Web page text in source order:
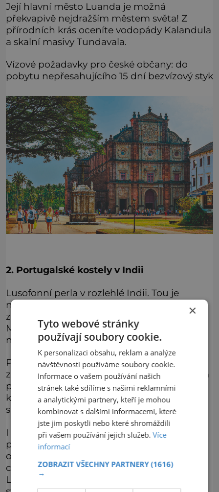
Její hlavní město Luanda je možná
překvapivě nejdražším městem světa! Z
přírodních krás oceníte vodopády Kalandula
a skalní masivy Tundavala.
Vízové požadavky pro české občany: do
pobytu nepřesahujícího 15 dní bezvízový styk
2. Portugalské kostely v Indii
Lusofonní perla v rozlehlé Indii. Tou je
nevelká oblast na západním břehu Indie
zvaná Goa. V podstatě jde o okolí a ústí řeky
Mandovi, kdy centrem je město Stará Goa,
někdejší metropole portugalské Indie.
Původně hindské město v 16. století od
základů přebudovali právě Portugalci. Svým
počinem tak vybudovali centrálu pro šíření
křesťanství po celém indickém
subkontinentu.
I když se v průběhu času toto centrum
přestěhovalo do pobřežního města Panaji,
oblast díky velkému množství křesťanských
chrámů a kostelů jako vystřižených z
Lisabonu byla zařazena na seznam
×
Tyto webové stránky
používají soubory cookie.
K personalizaci obsahu, reklam a analýze
návštěvnosti používáme soubory cookie.
Informace o vašem používání našich
stránek také sdílíme s našimi reklamními
a analytickými partnery, kteří je mohou
kombinovat s dalšími informacemi, které
jste jim poskytli nebo které shromáždili
při vašem používání jejich služeb.Více
informací
ZOBRAZIT VŠECHNY PARTNERY(1616)
→